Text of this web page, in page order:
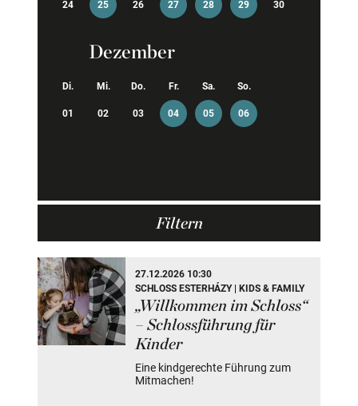
24 25 26 27 28 29 30
Dezember
Di.
01
Mi.
02
Do.
03
Fr.
04
Sa.
05
So.
06
Filtern
2 Veranstaltung(en) gefunden
27.12.2026 10:30
SCHLOSS ESTERHÁZY | KIDS & FAMILY
„Willkommen im Schloss“
– Schlossführung für
Kinder
Eine kindgerechte Führung zum
Mitmachen!